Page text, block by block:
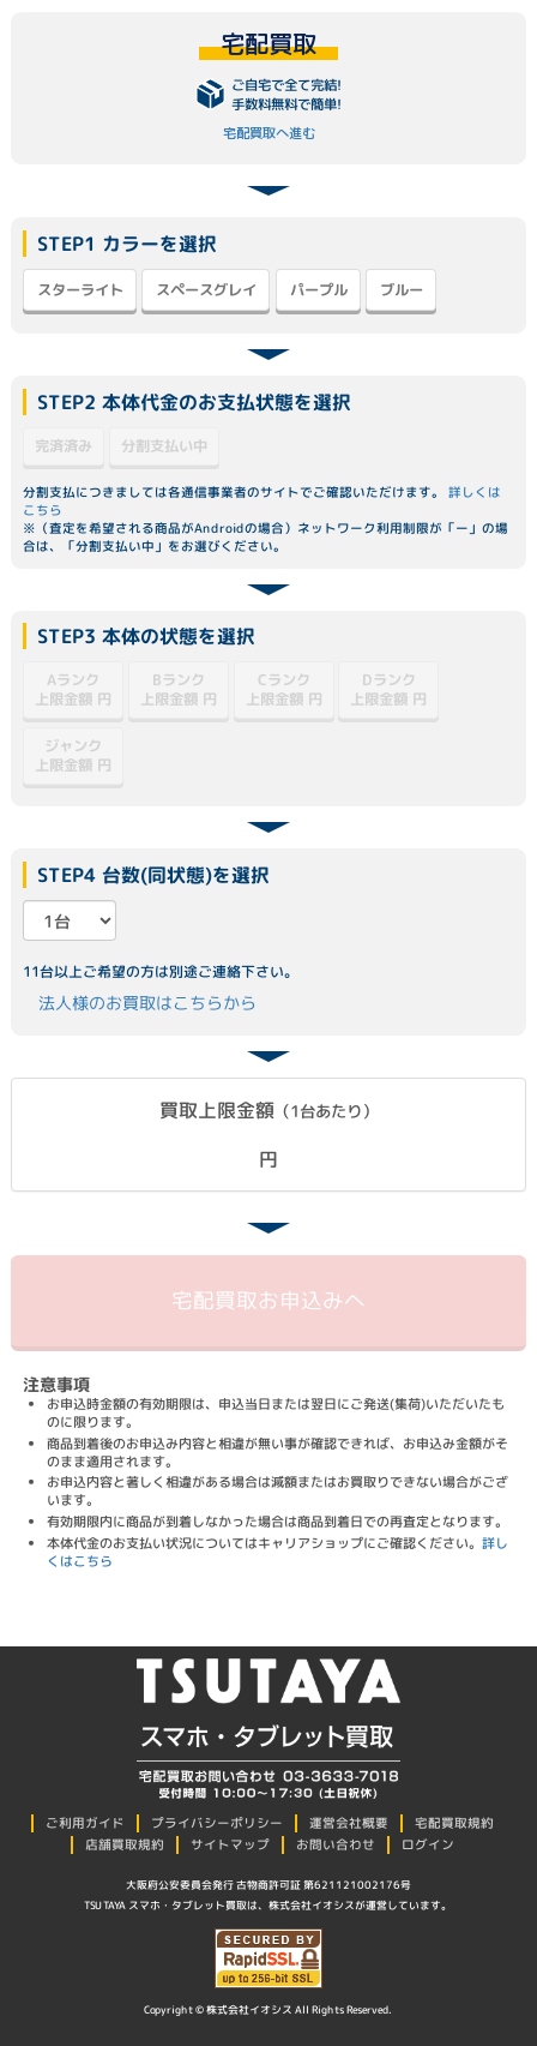
宅配買取
ご自宅で全て完結!
手数料無料で簡単!
宅配買取へ進む
STEP1 カラーを選択
スターライト スペースグレイ パープル ブルー
STEP2 本体代金のお支払状態を選択
完済済み 分割支払い中
分割支払につきましては各通信事業者のサイトでご確認いただけます。詳しくは
こちら
※（査定を希望される商品がAndroidの場合）ネットワーク利用制限が「ー」の場
合は、「分割支払い中」をお選びください。
STEP3 本体の状態を選択
Aランク
上限金額 円
Bランク
上限金額 円
Cランク
上限金額 円
Dランク
上限金額 円
ジャンク
上限金額 円
STEP4 台数(同状態)を選択
11台以上ご希望の方は別途ご連絡下さい。
法人様のお買取はこちらから
買取上限金額 （1台あたり）
円
宅配買取お申込みへ
注意事項
お申込時金額の有効期限は、申込当日または翌日にご発送(集荷)いただいたも
のに限ります。
商品到着後のお申込み内容と相違が無い事が確認できれば、お申込み金額がそ
のまま適用されます。
お申込内容と著しく相違がある場合は減額またはお買取りできない場合がござ
います。
有効期限内に商品が到着しなかった場合は商品到着日での再査定となります。
本体代金のお支払い状況についてはキャリアショップにご確認ください。詳し
くはこちら
ご利用ガイド プライバシーポリシー 運営会社概要
宅配買取規約
店舗買取規約
サイトマップ お問い合わせ ログイン
大阪府公安委員会発行 古物商許可証 第621121002176号
TSUTAYA スマホ・タブレット買取は、株式会社イオシスが運営しています。
Copyright © 株式会社イオシス All Rights Reserved.